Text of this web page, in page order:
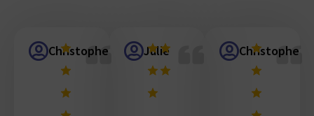
Christophe Julie Christophe